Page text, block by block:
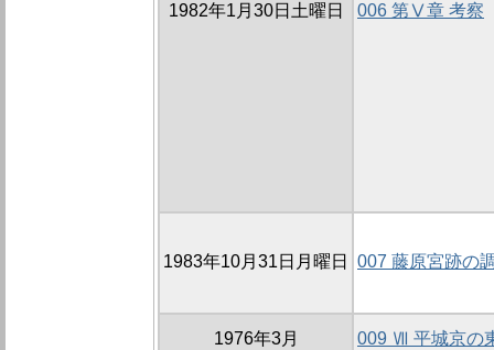
1982年1月30日土曜日 006 第Ⅴ章 考察
1983年10月31日月曜日 007 藤原宮跡の
1976年3月 009 Ⅶ 平城京の